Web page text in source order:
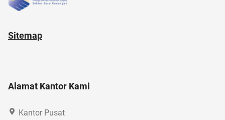
Sitemap
Alamat Kantor Kami
Kantor Pusat